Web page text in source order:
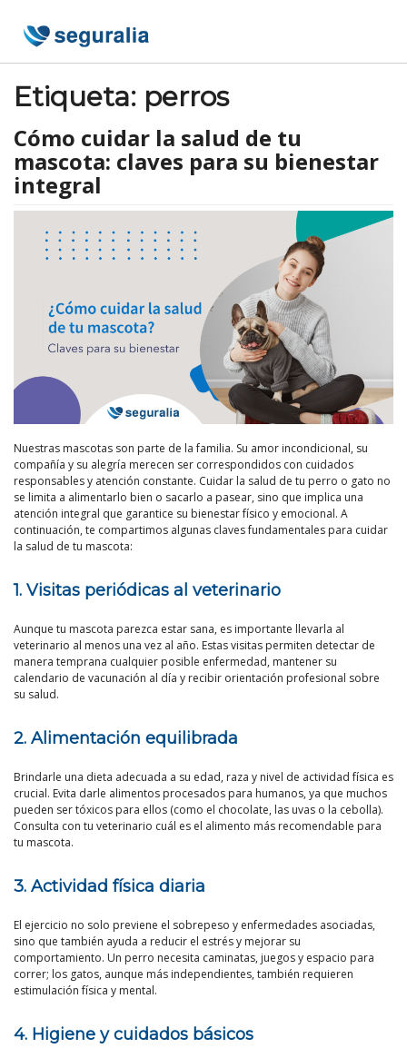
content
Etiqueta: perros
Cómo cuidar la salud de tu
mascota: claves para su bienestar
integral
Nuestras mascotas son parte de la familia. Su amor incondicional, su
compañía y su alegría merecen ser correspondidos con cuidados
responsables y atención constante. Cuidar la salud de tu perro o gato no
se limita a alimentarlo bien o sacarlo a pasear, sino que implica una
atención integral que garantice su bienestar físico y emocional. A
continuación, te compartimos algunas claves fundamentales para cuidar
la salud de tu mascota:
1. Visitas periódicas al veterinario
Aunque tu mascota parezca estar sana, es importante llevarla al
veterinario al menos una vez al año. Estas visitas permiten detectar de
manera temprana cualquier posible enfermedad, mantener su
calendario de vacunación al día y recibir orientación profesional sobre
su salud.
2. Alimentación equilibrada
Brindarle una dieta adecuada a su edad, raza y nivel de actividad física es
crucial. Evita darle alimentos procesados para humanos, ya que muchos
pueden ser tóxicos para ellos (como el chocolate, las uvas o la cebolla).
Consulta con tu veterinario cuál es el alimento más recomendable para
tu mascota.
3. Actividad física diaria
El ejercicio no solo previene el sobrepeso y enfermedades asociadas,
sino que también ayuda a reducir el estrés y mejorar su
comportamiento. Un perro necesita caminatas, juegos y espacio para
correr; los gatos, aunque más independientes, también requieren
estimulación física y mental.
4. Higiene y cuidados básicos